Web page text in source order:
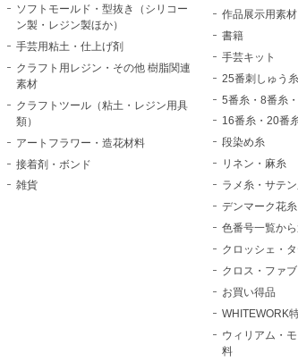
ソフトモールド・型抜き（シリコー
ン製・レジン製ほか）
手芸用粘土・仕上げ剤
クラフト用レジン・その他 樹脂関連
素材
クラフトツール（粘土・レジン用具
類）
アートフラワー・造花材料
接着剤・ボンド
雑貨
作品展示用素材
書籍
手芸キット
25番刺しゅう糸
5番糸・8番糸
16番糸・20番
段染め糸
リネン・麻糸
ラメ糸・サテ
デンマーク花糸
色番号一覧か
クロッシェ・
クロス・ファ
お買い得品
WHITEWORK
ウィリアム・
料